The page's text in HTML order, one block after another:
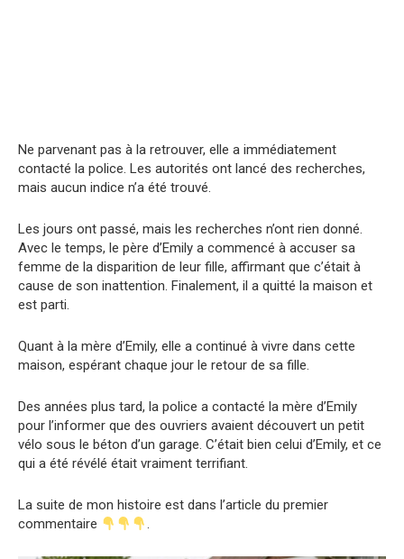
Ne parvenant pas à la retrouver, elle a immédiatement
contacté la police. Les autorités ont lancé des recherches,
mais aucun indice n’a été trouvé.
Les jours ont passé, mais les recherches n’ont rien donné.
Avec le temps, le père d’Emily a commencé à accuser sa
femme de la disparition de leur fille, affirmant que c’était à
cause de son inattention. Finalement, il a quitté la maison et
est parti.
Quant à la mère d’Emily, elle a continué à vivre dans cette
maison, espérant chaque jour le retour de sa fille.
Des années plus tard, la police a contacté la mère d’Emily
pour l’informer que des ouvriers avaient découvert un petit
vélo sous le béton d’un garage. C’était bien celui d’Emily, et ce
qui a été révélé était vraiment terrifiant.
La suite de mon histoire est dans l’article du premier
commentaire
.